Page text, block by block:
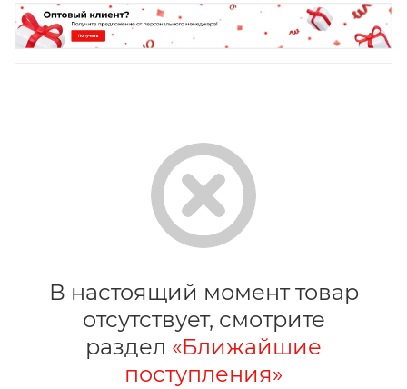
В настоящий момент товар
отсутствует, смотрите
раздел «Ближайшие
поступления»